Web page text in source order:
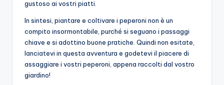
gustoso ai vostri piatti.
In sintesi, piantare e coltivare i peperoni non è un
compito insormontabile, purché si seguano i passaggi
chiave e si adottino buone pratiche. Quindi non esitate,
lanciatevi in questa avventura e godetevi il piacere di
assaggiare i vostri peperoni, appena raccolti dal vostro
giardino!